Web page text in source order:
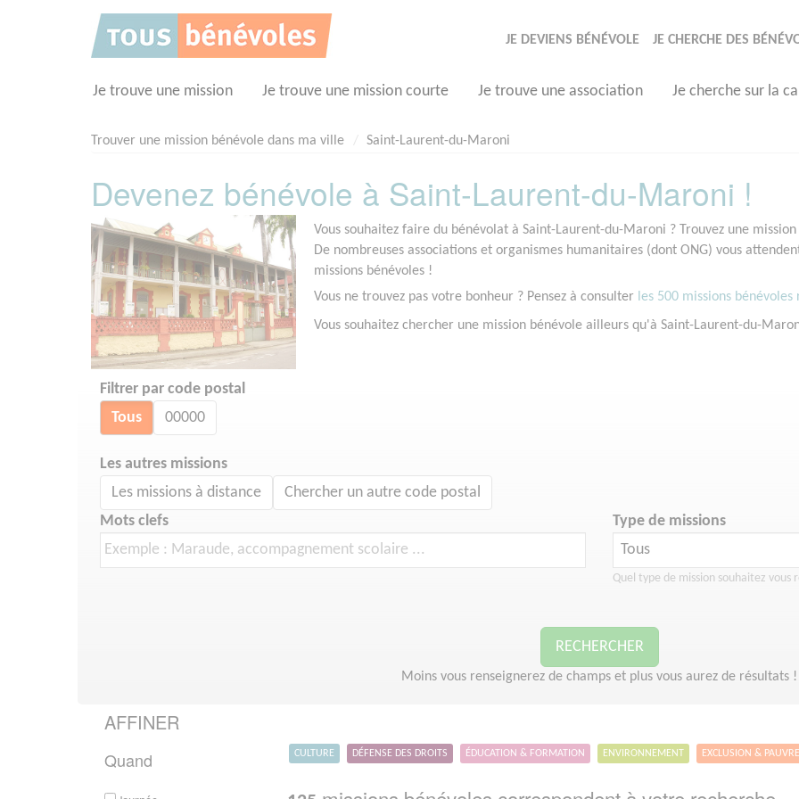
JE DEVIENS BÉNÉVOLE JE CHERCHE DES
Je trouve une mission Je trouve une mission courte Je trouve une association Je cherche sur la
Trouver une mission bénévole dans ma ville Saint-Laurent-du-Maroni
Devenez bénévole à Saint-Laurent-du-Maroni !
Vous souhaitez faire du bénévolat à Saint-Laurent-du-Maroni ? Trouvez une
De nombreuses associations et organismes humanitaires (dont ONG) vous
missions bénévoles !
Vous ne trouvez pas votre bonheur ? Pensez à consulter les 500 missions
Vous souhaitez chercher une mission bénévole ailleurs qu'à Saint-Laurent-du-
Filtrer par code postal
Tous 00000
Les autres missions
Les missions à distance Chercher un autre code postal
Mots clefs Type de missions
Quel type de mission souhaitez vous
RECHERCHER
Moins vous renseignerez de champs et plus vous aurez de résultats !
AFFINER
Quand CULTURE DÉFENSE DES DROITS ÉDUCATION & FORMATION ENVIRONNEMENT EXCLUSION &